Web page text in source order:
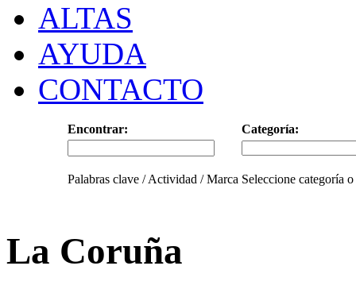
ALTAS
AYUDA
CONTACTO
Encontrar: Categoría:
Palabras clave / Actividad / Marca Seleccione categoría
La Coruña